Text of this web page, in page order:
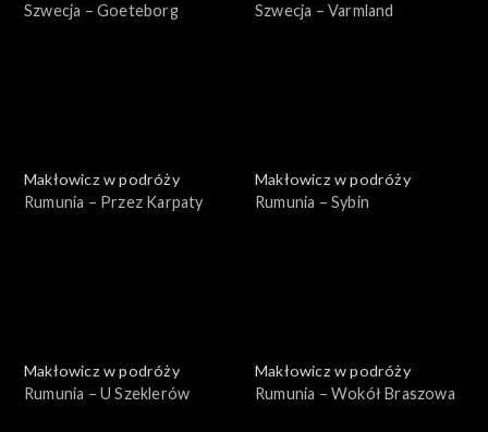
Szwecja – Goeteborg
Szwecja – Varmland
Makłowicz w podróży
Rumunia – Przez Karpaty
Makłowicz w podróży
Rumunia – Sybin
Makłowicz w podróży
Rumunia – U Szeklerów
Makłowicz w podróży
Rumunia – Wokół Braszowa